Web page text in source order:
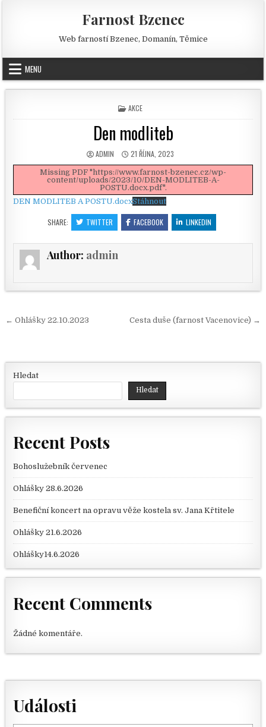
Farnost Bzenec
Web farností Bzenec, Domanín, Těmice
MENU
POSTED IN
AKCE
Den modliteb
AUTHOR:
ADMIN PUBLISHED DATE:
21 ŘÍJNA, 2023
Missing PDF "https://www.farnost-bzenec.cz/wp-
content/uploads/2023/10/DEN-MODLITEB-A-
POSTU.docx.pdf".
DEN MODLITEB A POSTU.docxStáhnout
SHARE: TWITTER FACEBOOK LINKEDIN
Author: admin
Navigace pro příspěvekCesta duše (farnost Vacenovice) →
← Ohlášky 22.10.2023
Hledat
Hledat
Recent Posts
Bohoslužebník červenec
Ohlášky 28.6.2026
Benefiční koncert na opravu věže kostela sv. Jana Křtitele
Ohlášky 21.6.2026
Ohlášky14.6.2026
Recent Comments
Žádné komentáře.
Události